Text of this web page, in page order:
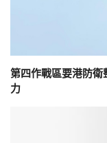
第四作戰區要港防衛
力